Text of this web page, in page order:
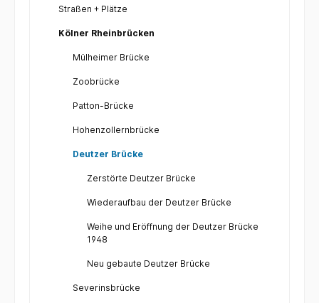
Straßen + Plätze
Kölner Rheinbrücken
Mülheimer Brücke
Zoobrücke
Patton-Brücke
Hohenzollernbrücke
Deutzer Brücke
Zerstörte Deutzer Brücke
Wiederaufbau der Deutzer Brücke
Weihe und Eröffnung der Deutzer Brücke
1948
Neu gebaute Deutzer Brücke
Severinsbrücke